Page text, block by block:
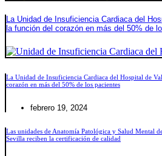
La Unidad de Insuficiencia Cardiaca del
la función del corazón en más del 50% de
La Unidad de Insuficiencia Cardiaca del Hospital de
corazón en más del 50% de los pacientes
febrero 19, 2024
Las unidades de Anatomía Patológica y Salud Mental
Sevilla reciben la certificación de calidad